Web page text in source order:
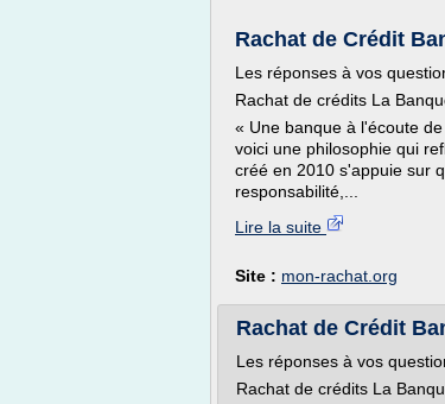
Rachat de Crédit
Les réponses à vos
Rachat de crédits La
« Une banque à l'écoute
voici une philosophie qui
créé en 2010 s'appuie sur
responsabilité,...
Lire la suite
Site : mon-rachat.org
Rachat de Crédit
Les réponses à vos
Rachat de crédits La